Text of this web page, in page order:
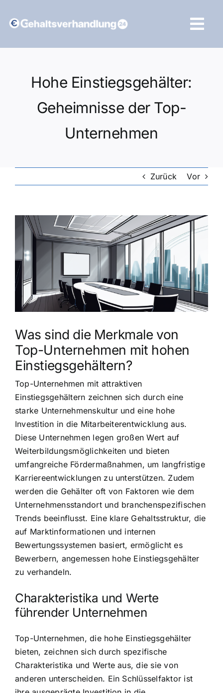
Inhalt
Hohe Einstiegsgehälter:
Geheimnisse der Top-
Unternehmen
Zurück Vor
Zeige
grösseres
Bild
Was sind die Merkmale von
Top-Unternehmen mit hohen
Einstiegsgehältern?
Top-Unternehmen mit attraktiven
Einstiegsgehältern zeichnen sich durch eine
starke Unternehmenskultur und eine hohe
Investition in die Mitarbeiterentwicklung aus.
Diese Unternehmen legen großen Wert auf
Weiterbildungsmöglichkeiten und bieten
umfangreiche Fördermaßnahmen, um langfristige
Karriereentwicklungen zu unterstützen. Zudem
werden die Gehälter oft von Faktoren wie dem
Unternehmensstandort und branchenspezifischen
Trends beeinflusst. Eine klare Gehaltsstruktur, die
auf Marktinformationen und internen
Bewertungssystemen basiert, ermöglicht es
Bewerbern, angemessen hohe Einstiegsgehälter
zu verhandeln.
Charakteristika und Werte
führender Unternehmen
Top-Unternehmen, die hohe Einstiegsgehälter
bieten, zeichnen sich durch spezifische
Charakteristika und Werte aus, die sie von
anderen unterscheiden. Ein Schlüsselfaktor ist